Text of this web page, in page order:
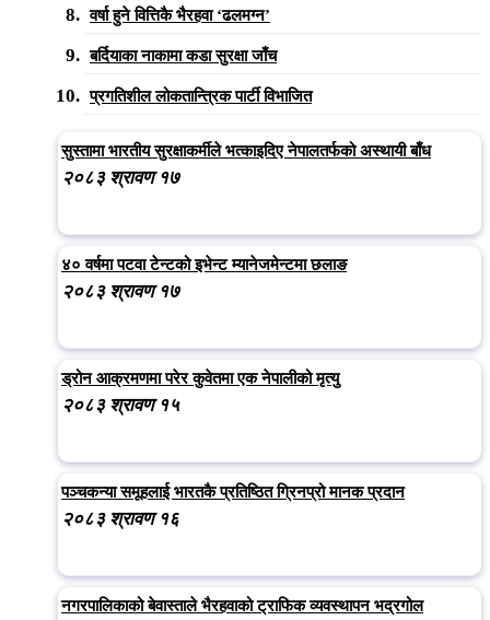
वर्षा हुने वित्तिकै भैरहवा ‘ढलमग्न’
बर्दियाका नाकामा कडा सुरक्षा जाँच
प्रगतिशील लोकतान्त्रिक पार्टी विभाजित
सुस्तामा भारतीय सुरक्षाकर्मीले भत्काइदिए नेपालतर्फको अस्थायी बाँध
२०८३ श्रावण १७
४० वर्षमा पटवा टेन्टको इभेन्ट म्यानेजमेन्टमा छलाङ
२०८३ श्रावण १७
ड्रोन आक्रमणमा परेर कुवेतमा एक नेपालीको मृत्यु
२०८३ श्रावण १५
पञ्चकन्या समूहलाई भारतकै प्रतिष्ठित ग्रिनप्रो मानक प्रदान
२०८३ श्रावण १६
नगरपालिकाको बेवास्ताले भैरहवाको ट्राफिक व्यवस्थापन भद्रगोल